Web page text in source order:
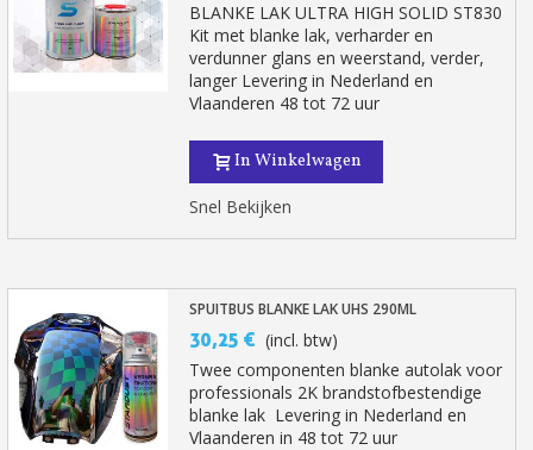
BLANKE LAK ULTRA HIGH SOLID ST830
Kit met blanke lak, verharder en
verdunner glans en weerstand, verder,
langer Levering in Nederland en
Vlaanderen 48 tot 72 uur
In Winkelwagen
Snel Bekijken
SPUITBUS BLANKE LAK UHS 290ML
30,25 € (incl. btw)
Twee componenten blanke autolak voor
professionals 2K brandstofbestendige
blanke lak Levering in Nederland en
Vlaanderen in 48 tot 72 uur